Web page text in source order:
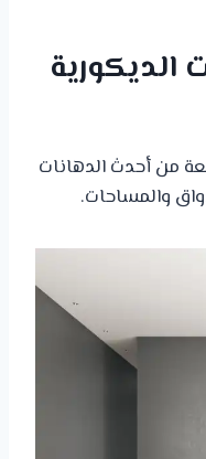
الديكورية
من أحدث الدهانات
والمساحات.